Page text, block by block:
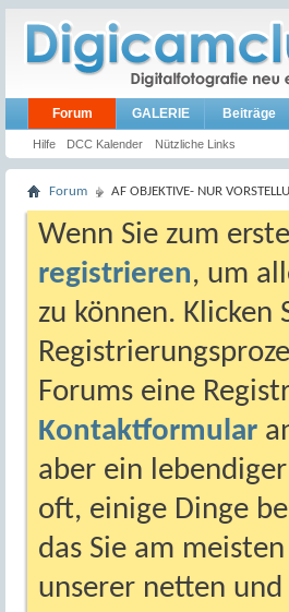
Forum
Hilfe DCC Kalender Nützliche Links
GALERIE Beiträge
Forum AF OBJEKTIVE- NUR
Wenn Sie zum
registrieren, um
zu können. Klicken
Forums eine
Kontaktformular
aber ein
oft, einige Dinge
das Sie am
unserer netten